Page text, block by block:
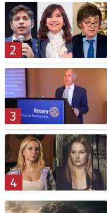
2
3
4